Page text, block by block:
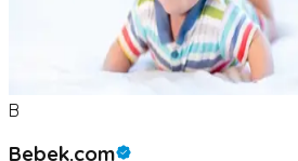
B
Bebek.com